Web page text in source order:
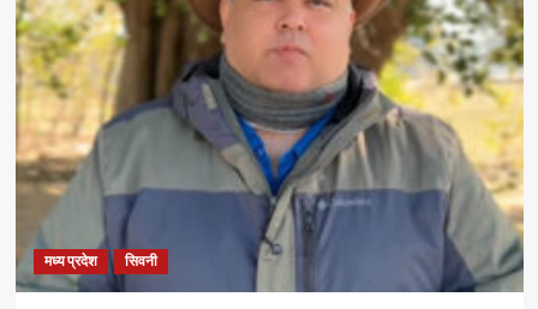
मध्य प्रदेश सिवनी